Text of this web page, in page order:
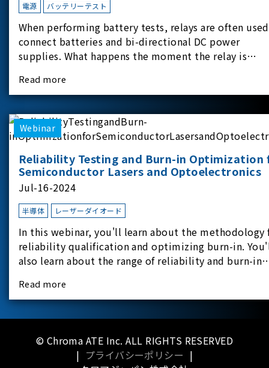
電源 バッテリーテスト
When performing battery tests, relays are often
connect batteries and bi-directional DC power
supplies. What happens the moment the relay is
experimental equipment for this study.provides an
applicati
Read more
Webinar
Reliability Testing and Burn-in Optimization
Semiconductor Lasers and Optoelectronics
Jul-16-2024
半導体 レーザーダイオード
In this webinar, you'll learn about the methodology
reliability qualification and optimizing burn-in.
also learn about the range of reliability and burn-in
reliability-test-as-a-service options.
Read more
© Chroma ATE Inc. ALL RIGHTS RESERVED
| プライバシーポリシー |